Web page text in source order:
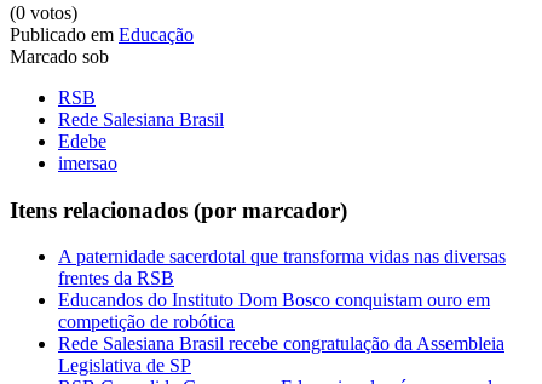
(0 votos)
Publicado em Educação
Marcado sob
RSB
Rede Salesiana Brasil
Edebe
imersao
Itens relacionados (por marcador)
A paternidade sacerdotal que transforma vidas nas diversas
frentes da RSB
Educandos do Instituto Dom Bosco conquistam ouro em
competição de robótica
Rede Salesiana Brasil recebe congratulação da Assembleia
Legislativa de SP